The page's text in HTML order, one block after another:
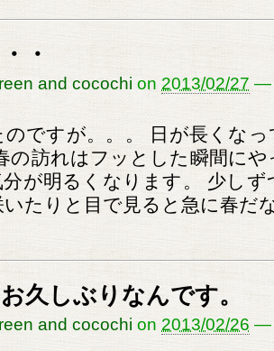
・
and cocochi on 2013/02/27 —
ですが。。。 日が長くな
の訪れはフッとした瞬間に
分が明るくなります。 少し
いたりと目で見ると急に春だ
久しぶりなんです。
and cocochi on 2013/02/26 —